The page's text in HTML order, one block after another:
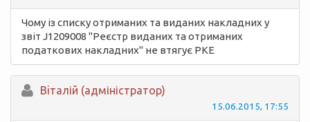
Чому із списку отриманих та виданих накладних у
звіт J1209008 "Реєстр виданих та отриманих
податкових накладних" не втягує РКЕ
Вiталій (адміністратор)
15.06.2015, 17:55